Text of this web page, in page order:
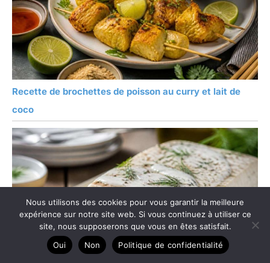
Recette de brochettes de poisson au curry et lait de
coco
Nous utilisons des cookies pour vous garantir la meilleure
expérience sur notre site web. Si vous continuez à utiliser ce
site, nous supposerons que vous en êtes satisfait.
Oui
Non Politique de confidentialité